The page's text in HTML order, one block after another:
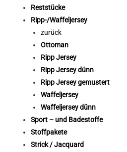
Reststücke
Ripp-/Waffeljersey
zurück
Ottoman
Ripp Jersey
Ripp Jersey dünn
Ripp Jersey gemustert
Waffeljersey
Waffeljersey dünn
Sport – und Badestoffe
Stoffpakete
Strick / Jacquard